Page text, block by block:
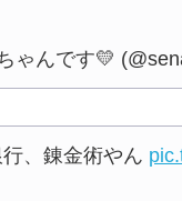
ゃんです💛
、錬金術やん